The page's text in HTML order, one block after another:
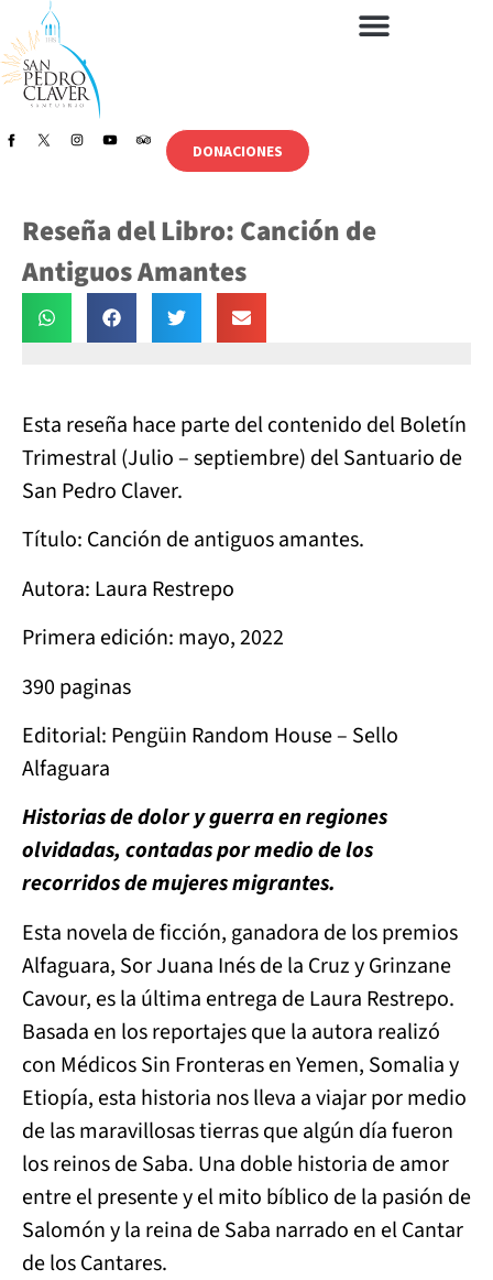
DONACIONES
Reseña del Libro: Canción de
Antiguos Amantes
Esta reseña hace parte del contenido del Boletín
Trimestral (Julio – septiembre) del Santuario de
San Pedro Claver.
Título: Canción de antiguos amantes.
Autora: Laura Restrepo
Primera edición: mayo, 2022
390 paginas
Editorial: Pengüin Random House – Sello
Alfaguara
Historias de dolor y guerra en regiones
olvidadas, contadas por medio de los
recorridos de mujeres migrantes.
Esta novela de ficción, ganadora de los premios
Alfaguara, Sor Juana Inés de la Cruz y Grinzane
Cavour, es la última entrega de Laura Restrepo.
Basada en los reportajes que la autora realizó
con Médicos Sin Fronteras en Yemen, Somalia y
Etiopía, esta historia nos lleva a viajar por medio
de las maravillosas tierras que algún día fueron
los reinos de Saba. Una doble historia de amor
entre el presente y el mito bíblico de la pasión de
Salomón y la reina de Saba narrado en el Cantar
de los Cantares.